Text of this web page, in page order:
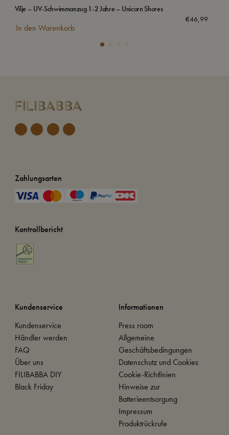
Vilje – UV-Schwimmanzug 1-2 Jahre – Unicorn Shores
€46,99
In den Warenkorb
Zahlungsarten
Kontrollbericht
Kundenservice
Kundenservice
Händler werden
FAQ
Über uns
FILIBABBA DIY
Black Friday
Informationen
Press room
Allgemeine
Geschäftsbedingungen
Datenschutz und Cookies
Cookie-Richtlinien
Hinweise zur
Batterieentsorgung
Impressum
Produktrückrufe